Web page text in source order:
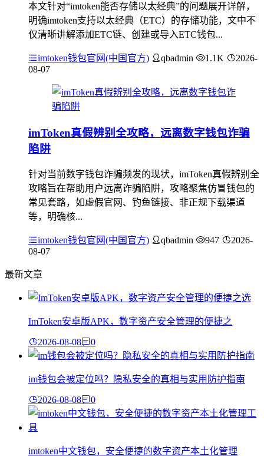
本文针对“imtoken能否存储以太经典”的问题展开详解，
明确imtoken支持以太经典（ETC）的存储功能，文中不
仅清晰讲解添加ETC链、创建或导入ETC钱包...
imtoken钱包官网(中国官方) qbadmin 1.1K
2026-
08-07
imToken真假辨别全攻略，远离数字钱包诈骗
陷阱
针对当前数字钱包诈骗频发的现状，imToken真假辨别全
攻略旨在帮助用户远离诈骗陷阱，攻略聚焦仿冒钱包的
常见套路，如虚假官网、钓鱼链接、非正规下载渠道
等，明确核...
imtoken钱包官网(中国官方) qbadmin 947
2026-
08-07
最新文章
ImToken安卓版APK，数字资产安全管理的便捷之
2026-08-08 0
im钱包会被定位吗？隐私安全的真相与实用防护指南
2026-08-08 0
imtoken中文钱包，安全便捷的数字资产本土化管理